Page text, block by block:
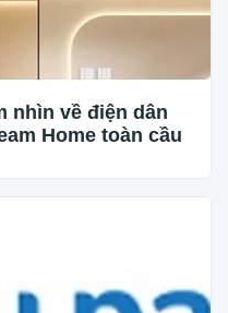
nhìn về điện dân
Home toàn cầu